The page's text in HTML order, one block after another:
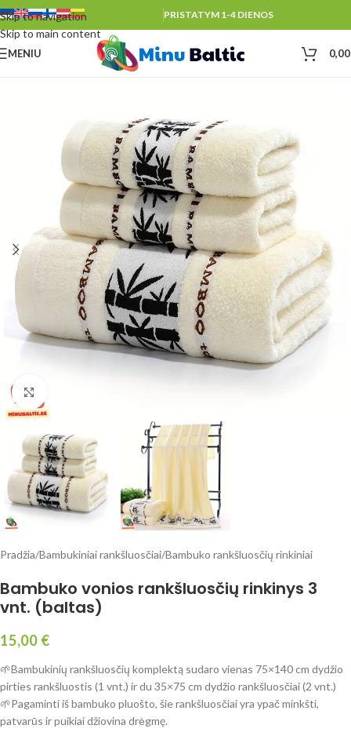
Skip to navigation
Skip to main content
PRISTATYM 1-4 DIENOS
MENIU
Pradžia/Bambukiniai rankšluosčiai/Bambuko rankšluosčių rinkiniai
Bambuko vonios rankšluosčių rinkinys 3
vnt. (baltas)
15,00 €
🌱Bambukinių rankšluosčių komplektą sudaro vienas 75×140 cm dydžio
pirties rankšluostis (1 vnt.) ir du 35×75 cm dydžio rankšluosčiai (2 vnt.)
🌱Pagaminti iš bambuko pluošto, šie rankšluosčiai yra ypač minkšti,
patvarūs ir puikiai džiovina drėgmę.